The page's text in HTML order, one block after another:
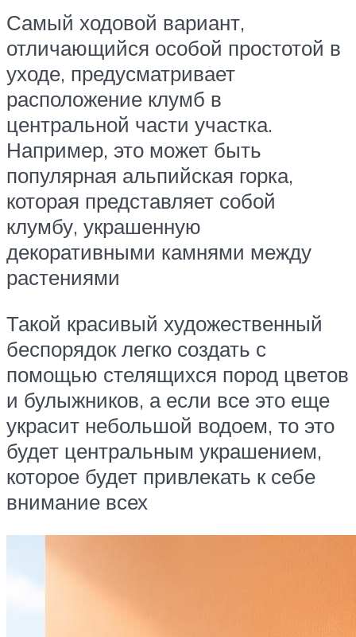
Самый ходовой вариант,
отличающийся особой простотой в
уходе, предусматривает
расположение клумб в
центральной части участка.
Например, это может быть
популярная альпийская горка,
которая представляет собой
клумбу, украшенную
декоративными камнями между
растениями
Такой красивый художественный
беспорядок легко создать с
помощью стелящихся пород цветов
и булыжников, а если все это еще
украсит небольшой водоем, то это
будет центральным украшением,
которое будет привлекать к себе
внимание всех